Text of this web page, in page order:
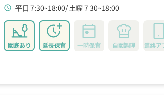
schedule 平日 7:30~18:00 土曜 7:30~18:00
園庭あり 延長保育 一時保育 自園調理 連絡ア